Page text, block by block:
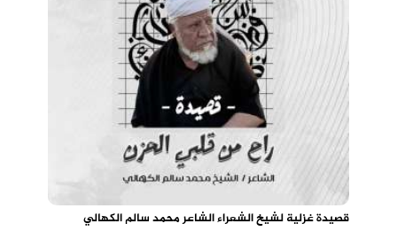
قصيدة غزلية لشيخ الشعراء الشاعر محمد سالم الكهالي